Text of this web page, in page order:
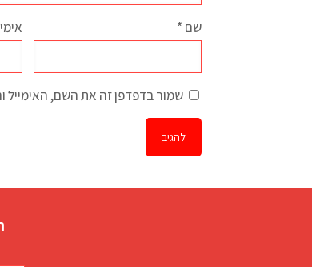
שם *
שמור בדפדפן זה את השם,